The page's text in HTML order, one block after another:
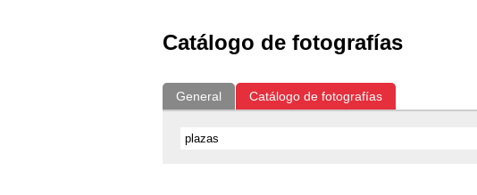
Catálogo de fotografías
General Catálogo de fotografías